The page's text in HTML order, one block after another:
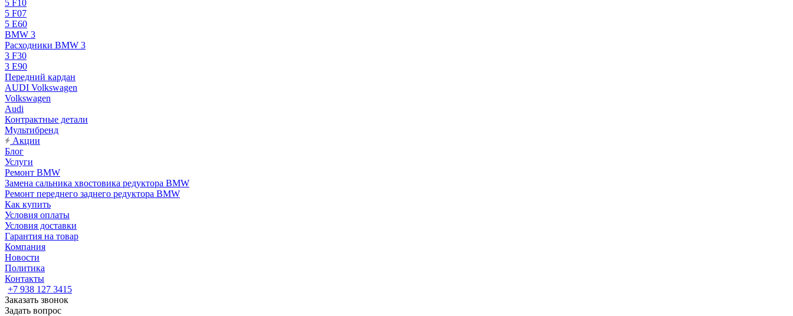
5 F10
5 F07
5 E60
BMW 3
Расходники BMW 3
3 F30
3 E90
Передний кардан
AUDI Volkswagen
Volkswagen
Audi
Контрактные детали
Мультибренд
Акции
Блог
Услуги
Ремонт BMW
Замена сальника хвостовика редуктора BMW
Ремонт переднего заднего редуктора BMW
Как купить
Условия оплаты
Условия доставки
Гарантия на товар
Компания
Новости
Политика
Контакты
+7 938 127 3415
Заказать звонок
Задать вопрос